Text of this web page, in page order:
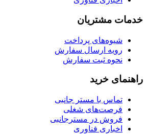
خدمات مشتریان
شیوه‌های پرداخت
رویه ارسال سفارش
نحوه ثبت سفارش
راهنمای خرید
تماس با مستر جانبی
فرصت‌های شغلی
فروش در مسترجانبی
اخباری فناوری